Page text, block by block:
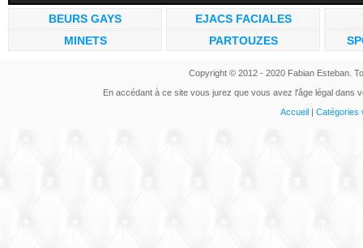
BEURS GAYS
EJACS FACIALES
MINETS
PARTOUZES
Copyright © 2012 - 2020 Fabian Esteban.
En accédant à ce site vous jurez que vous avez l'âge légal dans
Accueil| Catégories